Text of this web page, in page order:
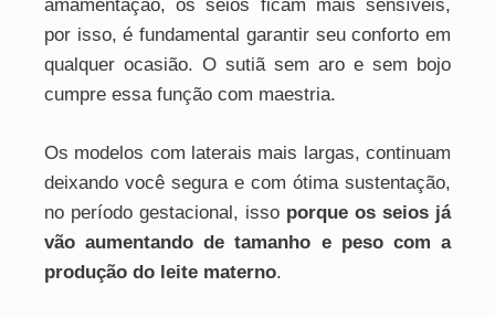
amamentação, os seios ficam mais sensíveis,
por isso, é fundamental garantir seu conforto em
qualquer ocasião. O sutiã sem aro e sem bojo
cumpre essa função com maestria.
Os modelos com laterais mais largas, continuam
deixando você segura e com ótima sustentação,
no período gestacional, isso porque os seios já
vão aumentando de tamanho e peso com a
produção do leite materno.